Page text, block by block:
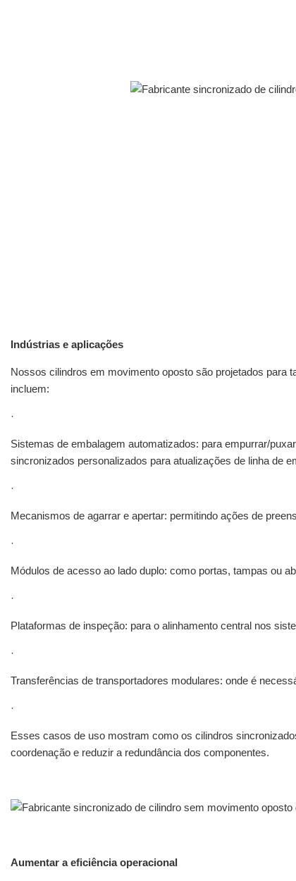
Indústrias e aplicações
Nossos cilindros em movimento oposto são projetados para
incluem:
·
Sistemas de embalagem automatizados: para empurrar/
sincronizados personalizados para atualizações de linha de
·
Mecanismos de agarrar e apertar: permitindo ações de
·
Módulos de acesso ao lado duplo: como portas, tampas ou
·
Plataformas de inspeção: para o alinhamento central nos
·
Transferências de transportadores modulares: onde é
·
Esses casos de uso mostram como os cilindros
coordenação e reduzir a redundância dos componentes.
Aumentar a eficiência operacional